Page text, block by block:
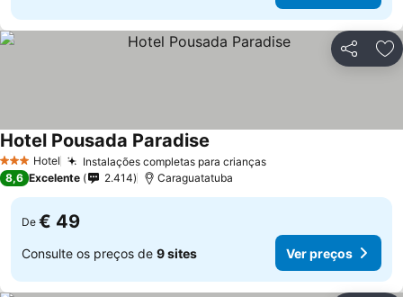
Partilhar
3 EstrelasHotel Instalações completas para crianças
Hotel Pousada Paradise
8,6 Excelente 2.414 Caraguatatuba
De € 49
Consulte os preços de 9 sites Ver preços